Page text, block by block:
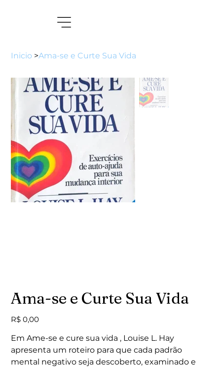
Inicio >Ama-se e Curte Sua Vida
Ama-se e Curte Sua Vida
Preço
R$ 0,00
Em Ame-se e cure sua vida , Louise L. Hay
apresenta um roteiro para que cada padrão
mental negativo seja descoberto, examinado e